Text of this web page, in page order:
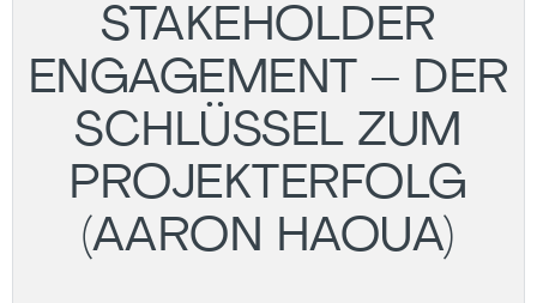
STAKEHOLDER
ENGAGEMENT – DER
SCHLÜSSEL ZUM
PROJEKTERFOLG
(AARON HAOUA)